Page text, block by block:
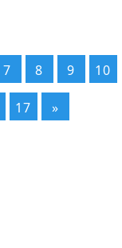
7 8 9 10
17 »